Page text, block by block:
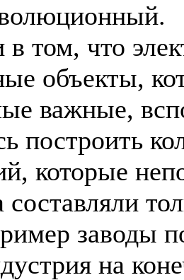
том, что
объекты,
важные,
построить
которые
составляли
заводы
на